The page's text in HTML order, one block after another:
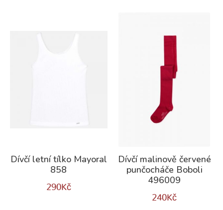
Dívčí letní tílko Mayoral
858
290Kč
Dívčí malinově červené
punčocháče Boboli
496009
240Kč